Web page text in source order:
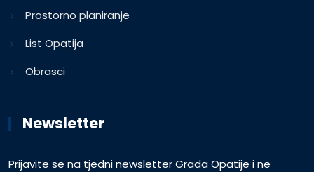
Prostorno planiranje
List Opatija
Obrasci
Newsletter
Prijavite se na tjedni newsletter Grada Opatije i ne